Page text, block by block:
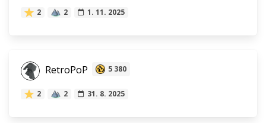
2 2 1. 11. 2025
RetroPoP 5 380
2 2 31. 8. 2025